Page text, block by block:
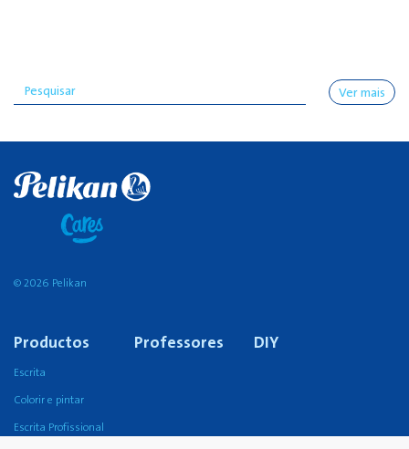
Ver mais
© 2026 Pelikan
Productos
Escrita
Colorir e pintar
Escrita Profissional
Professores DIY